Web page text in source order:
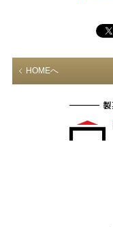
HOMEへ